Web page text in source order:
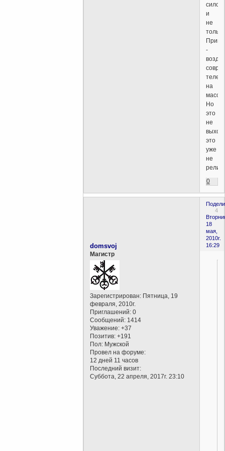
силой
и
не
-
на
массы.
Но
это
не
выход,
это
уже
не
0
4
18
мая,
2010г.
16:29
domsvoj
Магистр
Зарегистрирован: Пятница, 19
февраля, 2010г.
Приглашений: 0
Сообщений: 1414
Уважение: +37
Позитив: +191
Пол: Мужской
Провел на форуме:
12 дней 11 часов
Последний визит:
Суббота, 22 апреля, 2017г. 23:10